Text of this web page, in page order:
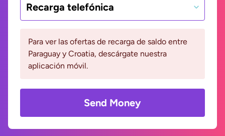
Recarga telefónica
Para ver las ofertas de recarga de saldo entre
Paraguay y Croatia, descárgate nuestra
aplicación móvil.
Send Money